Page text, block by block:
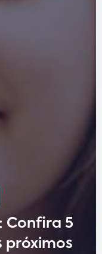
Confira 5
próximos